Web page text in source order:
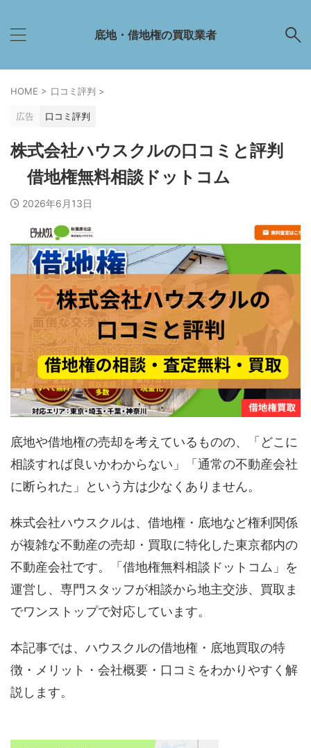
底地・借地権の買取業者
HOME > 口コミ評判 >
広告 口コミ評判
株式会社ハウスクルの口コミと評判
借地権無料相談ドットコム
2026年6月13日
底地や借地権の売却を考えているものの、「どこに
相談すれば良いかわからない」「通常の不動産会社
に断られた」という方は少なくありません。
株式会社ハウスクルは、借地権・底地など権利関係
が複雑な不動産の売却・買取に特化した東京都内の
不動産会社です。「借地権無料相談ドットコム」を
運営し、専門スタッフが相談から地主交渉、買取ま
でワンストップで対応しています。
本記事では、ハウスクルの借地権・底地買取の特
徴・メリット・会社概要・口コミをわかりやすく解
説します。